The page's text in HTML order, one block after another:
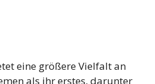
eine größere Vielfalt an
als ihr erstes, darunter